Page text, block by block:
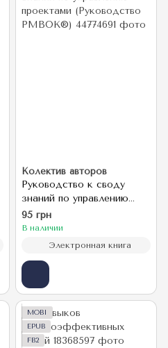
Колектив авторов
Руководство к своду
знаний по управлению
проектами (Руководство
PMBOK®)
95 грн
В наличии
Электронная книга
MOBI
EPUB
FB2